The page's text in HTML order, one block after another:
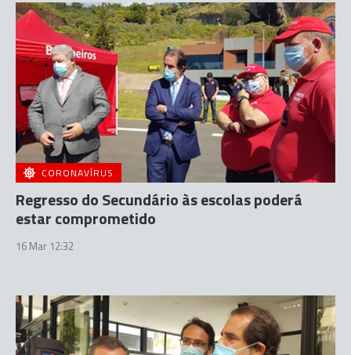
CORONAVÍRUS
Regresso do Secundário às escolas poderá
estar comprometido
16 Mar 12:32